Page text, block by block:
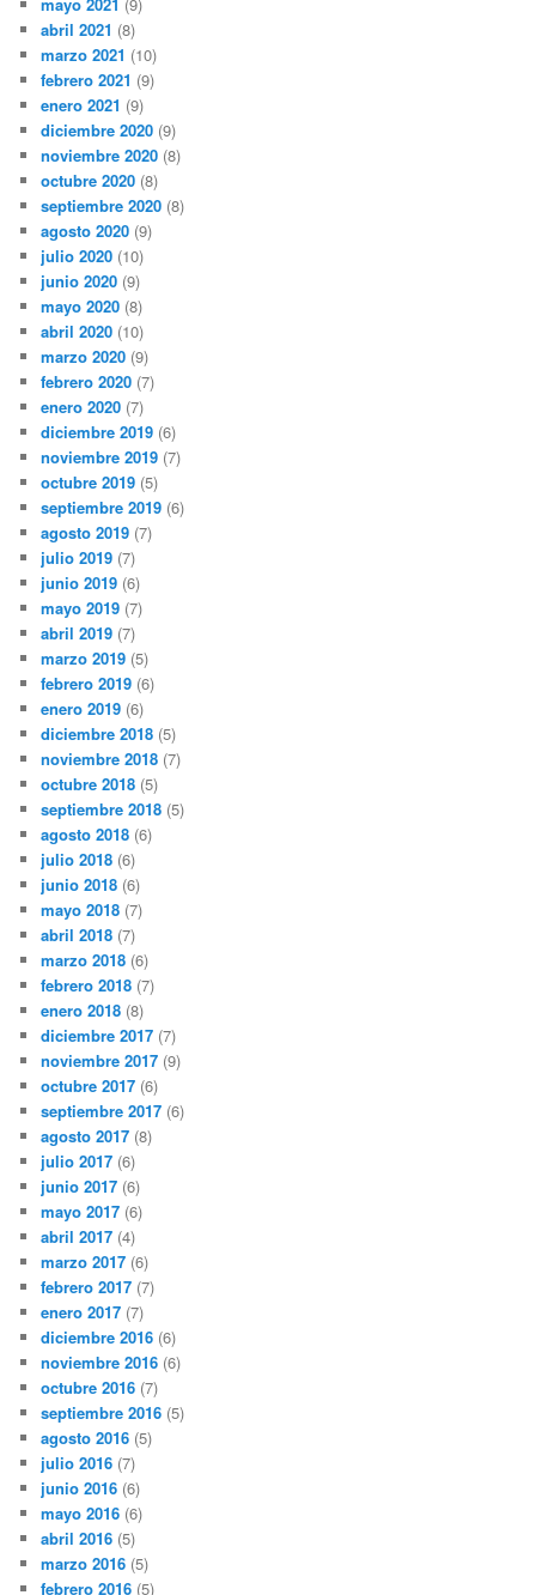
abril 2021 (8)
marzo 2021 (10)
febrero 2021 (9)
enero 2021 (9)
diciembre 2020 (9)
noviembre 2020 (8)
octubre 2020 (8)
septiembre 2020 (8)
agosto 2020 (9)
julio 2020 (10)
junio 2020 (9)
mayo 2020 (8)
abril 2020 (10)
marzo 2020 (9)
febrero 2020 (7)
enero 2020 (7)
diciembre 2019 (6)
noviembre 2019 (7)
octubre 2019 (5)
septiembre 2019 (6)
agosto 2019 (7)
julio 2019 (7)
junio 2019 (6)
mayo 2019 (7)
abril 2019 (7)
marzo 2019 (5)
febrero 2019 (6)
enero 2019 (6)
diciembre 2018 (5)
noviembre 2018 (7)
octubre 2018 (5)
septiembre 2018 (5)
agosto 2018 (6)
julio 2018 (6)
junio 2018 (6)
mayo 2018 (7)
abril 2018 (7)
marzo 2018 (6)
febrero 2018 (7)
enero 2018 (8)
diciembre 2017 (7)
noviembre 2017 (9)
octubre 2017 (6)
septiembre 2017 (6)
agosto 2017 (8)
julio 2017 (6)
junio 2017 (6)
mayo 2017 (6)
abril 2017 (4)
marzo 2017 (6)
febrero 2017 (7)
enero 2017 (7)
diciembre 2016 (6)
noviembre 2016 (6)
octubre 2016 (7)
septiembre 2016 (5)
agosto 2016 (5)
julio 2016 (7)
junio 2016 (6)
mayo 2016 (6)
abril 2016 (5)
marzo 2016 (5)
febrero 2016 (5)